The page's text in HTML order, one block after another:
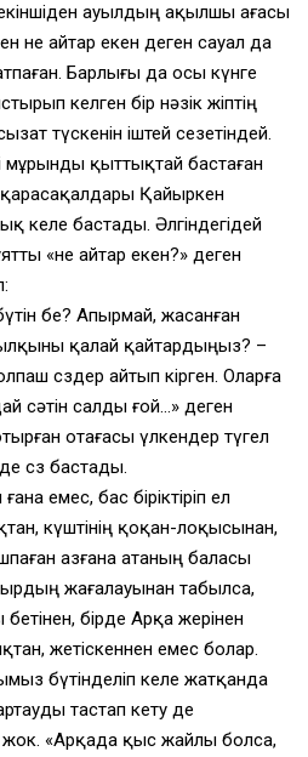
ауылдың ақылшы ағасы
не айтар екен деген сауал да
Барлығы да осы күнге
келген бір нәзік жіптің
түскенін іштей сезетіндей.
мұрынды қыттықтай бастаған
Қайыркен
келе бастады. Әлгіндегідей
«не айтар екен?» деген
бе? Апырмай, жасанған
қалай қайтардыңыз? –
сөздер айтып кірген. Оларға
сәтін салды ғой…» деген
отағасы үлкендер түгел
сөз бастады.
емес, бас біріктіріп ел
күштінің қоқан-лоқысынан,
азғана атаның баласы
жағалауынан табылса,
бірде Арқа жерінен
жетіскеннен емес болар.
бүтінделіп келе жатқанда
тастап кету де
«Арқада қыс жайлы болса,